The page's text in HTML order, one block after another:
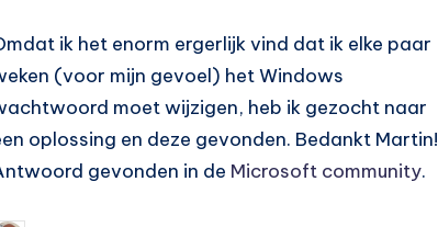
ik het enorm ergerlijk vind dat ik elke paar
(voor mijn gevoel) het Windows
moet wijzigen, heb ik gezocht naar
oplossing en deze gevonden. Bedankt Martin!
gevonden in de Microsoft community.